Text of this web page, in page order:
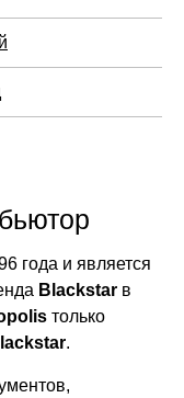
года и является
Blackstar в
только
.